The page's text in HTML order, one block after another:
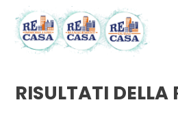
RISULTATI DELLA
IT
EN
Codice
Contratto